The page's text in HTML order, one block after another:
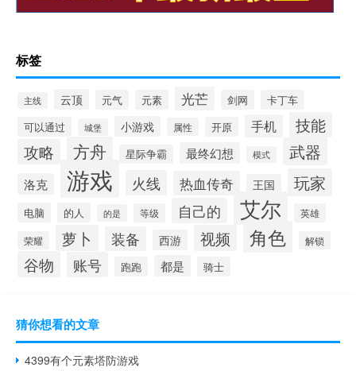
标签
主线 云顶 元气 元素 光芒 剑网
卡丁车
可以通过
城堡 小游戏 属性 开原 手机
技能
攻略
方舟 星际争霸 最终幻想 模式 武器
洛克 游戏 火线 热血传奇 王国 玩家
电脑 的人 的是 等级 自己的 艾尔 英雄
荣耀 萝卜 装备 西游 视频 角色 解锁
谷物 账号 跑跑 都是 骑士
猜你想看的文章
4399有个元素塔防游戏